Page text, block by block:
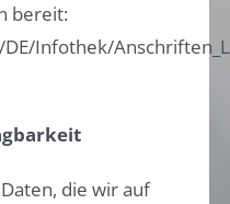
bereit:
Infothek/
die wir auf